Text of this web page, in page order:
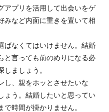
アプリを活用して出会いをゲ
みなど内面に重きを置いて相
ばなくてはいけません。結婚
と言っても前のめりになる必
ましょう。
し、親をホッとさせたいな
ょう。結婚したいと思ってい
時間が掛かりません。